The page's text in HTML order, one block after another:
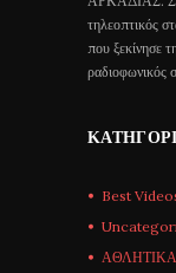
τηλεοπτικός
που ξεκίνησε
Best
ΑΘΛΗΤΙΚΑ